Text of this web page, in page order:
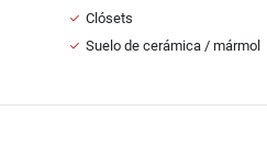
Clósets
Suelo de cerámica / mármol